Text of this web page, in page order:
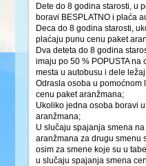
Dete do 8 godina starosti, u
boravi BESPLATNO i plaća
Deca do 8 godina starosti,
plaćaju punu cenu paket
Dva deteta do 8 godina
imaju po 50 % POPUSTA
mesta u autobusu i dele
Odrasla osoba u pomoćnom
cenu paket aranžmana;
Ukoliko jedna osoba boravi
aranžmana;
U slučaju spajanja smena
aranžmana za drugu smenu
osim za smene koje su u
u slučaju spajanja smena